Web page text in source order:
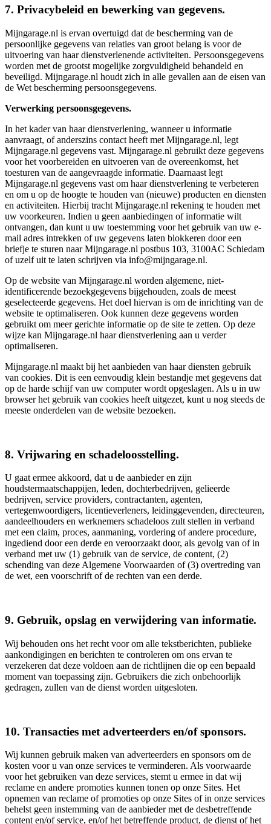
7. Privacybeleid en bewerking van gegevens.
Mijngarage.nl is ervan overtuigd dat de bescherming van de
persoonlijke gegevens van relaties van groot belang is voor de
uitvoering van haar dienstverlenende activiteiten. Persoonsgegevens
worden met de grootst mogelijke zorgvuldigheid behandeld en
beveiligd. Mijngarage.nl houdt zich in alle gevallen aan de eisen van
de Wet bescherming persoonsgegevens.
Verwerking persoonsgegevens.
In het kader van haar dienstverlening, wanneer u informatie
aanvraagt, of anderszins contact heeft met Mijngarage.nl, legt
Mijngarage.nl gegevens vast. Mijngarage.nl gebruikt deze gegevens
voor het voorbereiden en uitvoeren van de overeenkomst, het
toesturen van de aangevraagde informatie. Daarnaast legt
Mijngarage.nl gegevens vast om haar dienstverlening te verbeteren
en om u op de hoogte te houden van (nieuwe) producten en diensten
en activiteiten. Hierbij tracht Mijngarage.nl rekening te houden met
uw voorkeuren. Indien u geen aanbiedingen of informatie wilt
ontvangen, dan kunt u uw toestemming voor het gebruik van uw e-
mail adres intrekken of uw gegevens laten blokkeren door een
briefje te sturen naar Mijngarage.nl postbus 103, 3100AC Schiedam
of uzelf uit te laten schrijven via info@mijngarage.nl.
Op de website van Mijngarage.nl worden algemene, niet-
identificerende bezoekgegevens bijgehouden, zoals de meest
geselecteerde gegevens. Het doel hiervan is om de inrichting van de
website te optimaliseren. Ook kunnen deze gegevens worden
gebruikt om meer gerichte informatie op de site te zetten. Op deze
wijze kan Mijngarage.nl haar dienstverlening aan u verder
optimaliseren.
Mijngarage.nl maakt bij het aanbieden van haar diensten gebruik
van cookies. Dit is een eenvoudig klein bestandje met gegevens dat
op de harde schijf van uw computer wordt opgeslagen. Als u in uw
browser het gebruik van cookies heeft uitgezet, kunt u nog steeds de
meeste onderdelen van de website bezoeken.
8. Vrijwaring en schadeloosstelling.
U gaat ermee akkoord, dat u de aanbieder en zijn
houdstermaatschappijen, leden, dochterbedrijven, gelieerde
bedrijven, service providers, contractanten, agenten,
vertegenwoordigers, licentieverleners, leidinggevenden, directeuren,
aandeelhouders en werknemers schadeloos zult stellen in verband
met een claim, proces, aanmaning, vordering of andere procedure,
ingediend door een derde en veroorzaakt door, als gevolg van of in
verband met uw (1) gebruik van de service, de content, (2)
schending van deze Algemene Voorwaarden of (3) overtreding van
de wet, een voorschrift of de rechten van een derde.
9. Gebruik, opslag en verwijdering van informatie.
Wij behouden ons het recht voor om alle tekstberichten, publieke
aankondigingen en berichten te controleren om ons ervan te
verzekeren dat deze voldoen aan de richtlijnen die op een bepaald
moment van toepassing zijn. Gebruikers die zich onbehoorlijk
gedragen, zullen van de dienst worden uitgesloten.
10. Transacties met adverteerders en/of sponsors.
Wij kunnen gebruik maken van adverteerders en sponsors om de
kosten voor u van onze services te verminderen. Als voorwaarde
voor het gebruiken van deze services, stemt u ermee in dat wij
reclame en andere promoties kunnen tonen op onze Sites. Het
opnemen van reclame of promoties op onze Sites of in onze services
behelst geen instemming van de aanbieder met de desbetreffende
content en/of service, en/of het betreffende product, de dienst of het